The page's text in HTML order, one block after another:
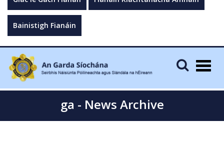
Bainistigh Fianáin
ga - News Archive